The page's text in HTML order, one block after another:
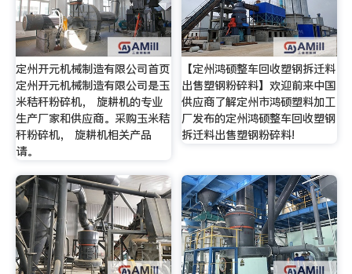
定州开元机械制造有限公司首页
定州开元机械制造有限公司是玉
米秸秆粉碎机， 旋耕机的专业
生产厂家和供应商。采购玉米秸
秆粉碎机， 旋耕机相关产品
请。
【定州鸿硕整车回收塑钢拆迁料
出售塑钢粉碎料】欢迎前来中国
供应商了解定州市鸿硕塑料加工
厂发布的定州鸿硕整车回收塑钢
拆迁料出售塑钢粉碎料!